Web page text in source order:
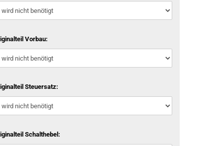
Vorbau:
Steuersatz:
Schalthebel: